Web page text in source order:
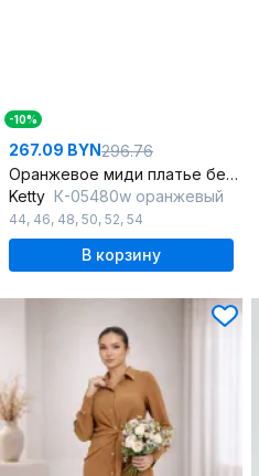
-10%
267.09 BYN296.76
Оранжевое миди платье без рукавов из вискозы
Ketty К-05480w оранжевый
44, 46, 48, 50, 52, 54
В корзину